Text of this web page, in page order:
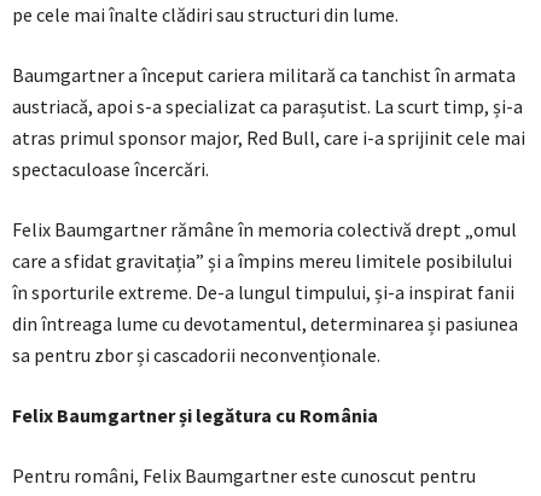
pe cele mai înalte clădiri sau structuri din lume.
Baumgartner a început cariera militară ca tanchist în armata
austriacă, apoi s-a specializat ca parașutist. La scurt timp, și-a
atras primul sponsor major, Red Bull, care i-a sprijinit cele mai
spectaculoase încercări.
Felix Baumgartner rămâne în memoria colectivă drept „omul
care a sfidat gravitația” și a împins mereu limitele posibilului
în sporturile extreme. De-a lungul timpului, și-a inspirat fanii
din întreaga lume cu devotamentul, determinarea și pasiunea
sa pentru zbor și cascadorii neconvenționale.
Felix Baumgartner și legătura cu România
Pentru români, Felix Baumgartner este cunoscut pentru